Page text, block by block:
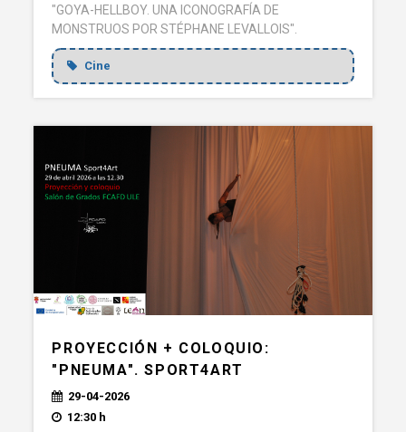
"GOYA-HELLBOY. UNA ICONOGRAFÍA DE
MONSTRUOS POR STÉPHANE LEVALLOIS".
Cine
PROYECCIÓN + COLOQUIO:
"PNEUMA". SPORT4ART
29-04-2026
12:30 h